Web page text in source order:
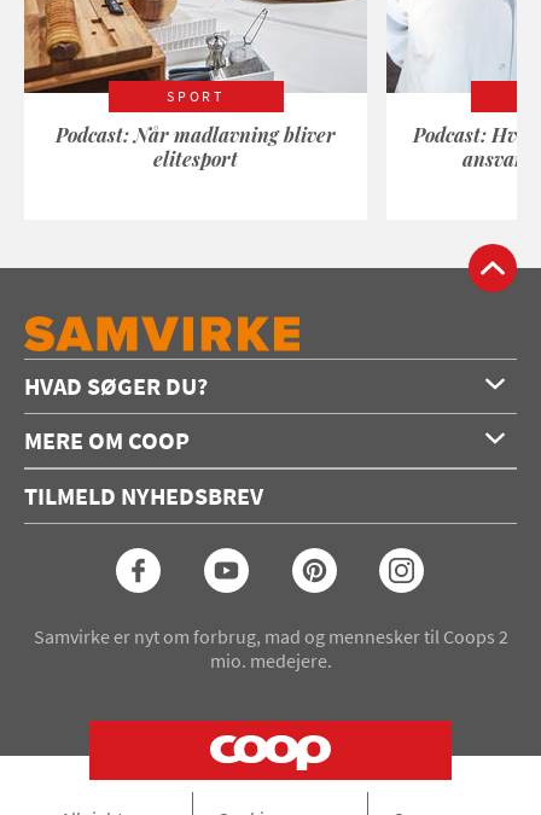
SPORT
Podcast: Når madlavning bliver
elitesport
Podcast:
HVAD SØGER DU?
Opskrifter
Konkurrencer
Seneste Samvirke-magasin
MERE OM COOP
Annoncering
Coop medlem
TILMELD NYHEDSBREV
Samvirke er nyt om forbrug, mad og mennesker til Coops 2
mio. medejere.